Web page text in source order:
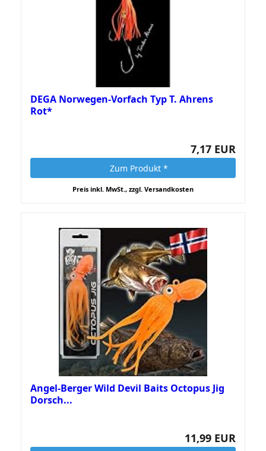
DEGA Norwegen-Vorfach Typ T. Ahrens
Rot*
7,17 EUR
Zum Produkt *
Preis inkl. MwSt., zzgl. Versandkosten
Angel-Berger Wild Devil Baits Octopus Jig
Dorsch...
11,99 EUR